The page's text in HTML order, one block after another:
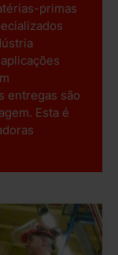
primas
entregas são
Esta é